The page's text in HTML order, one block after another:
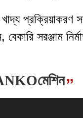
প্রক্রিয়াকরণ
সরঞ্জাম